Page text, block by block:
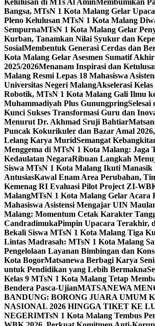
Kelulusan di MTs Al Amin Membumikan
Bangsa, MTsN 1 Kota Malang Gelar
Pleno Kelulusan MTsN 1 Kota Malang
SempurnaMTsN 1 Kota Malang Gelar
Kurban, Tanamkan Nilai Syukur dan
SosialMembentuk Generasi Cerdas dan
Kota Malang Gelar Asesmen Sumatif
2025/2026Menanam Inspirasi dan
Malang Resmi Lepas 18 Mahasiswa
Universitas Negeri MalangAkselerasi
Robotik, MTsN 1 Kota Malang Gali Ilmu
Muhammadiyah Plus Gunungpring
Kunci Sukses Transformasi Guru dan
Menurut Dr. Akhmad Sruji Bahtiar
Puncak Kokurikuler dan Bazar Amal
Lelang Karya MuridSemangat
Menggema di MTsN 1 Kota Malang: Jaga
Kedaulatan NegaraRibuan Langkah
Siswa MTsN 1 Kota Malang Ikuti Manasik
AntusiasKawal Enam Area Perubahan,
Kemenag RI Evaluasi Pilot Project ZI-
MalangMTsN 1 Kota Malang Gelar Acara
Mahasiswa Asistensi Mengajar UIN
Malang: Momentum Cetak Karakter
CandradimukaPimpin Upacara Terakhir,
Bekali Siswa MTsN 1 Kota Malang Tiga
Lintas Madrasah: MTsN 1 Kota Malang
Pengelolaan Layanan Bimbingan dan
Kota BogorMatsanewa Berbagi Karya
untuk Pendidikan yang Lebih Bermakna
Kelas 9 MTsN 1 Kota Malang Tetap
Bendera Pasca-UjianMATSANEWA
BANDUNG: BORONG JUARA UMUM
NASIONAL 2026 HINGGA TIKET KE
NEGERIMTsN 1 Kota Malang Tembus